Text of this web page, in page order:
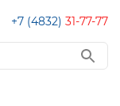
+7 (4832) 31-77-77